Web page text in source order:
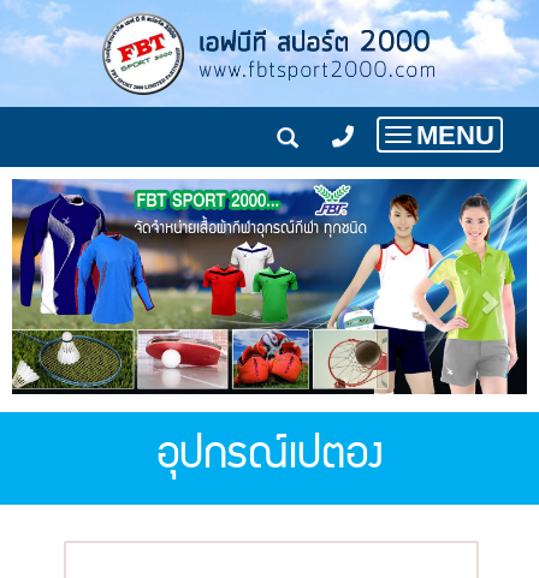
Toggle
navigation
MENU
อุปกรณ์เปตอง